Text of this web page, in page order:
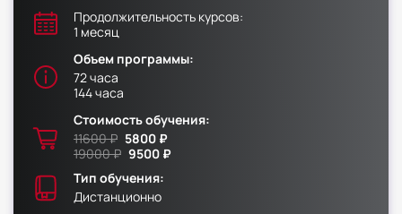
Юридический факультет
Факультет менеджмента и экономики
Факультет педагогики
Факультет психологии
Факультет рекламы и связей с общественностью
Факультет социальной работы
Продолжительность курсов:
1 месяц
Объем программы:
72 часа
144 часа
Стоимость обучения:
11600 ₽ 5800 ₽
19000 ₽ 9500 ₽
Тип обучения:
Дистанционно